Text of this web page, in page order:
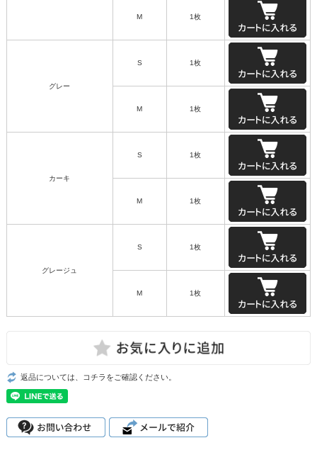
M 1枚
グレー
S 1枚
M 1枚
カーキ
S 1枚
M 1枚
グレージュ
S 1枚
M 1枚
返品については、コチラをご確認ください。